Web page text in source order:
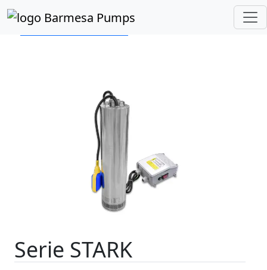
Inicio
Catálogo de Productos
Serie STARK